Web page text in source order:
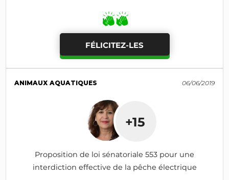
FÉLICITEZ-LES
ANIMAUX AQUATIQUES 06/06/2019
+15
Proposition de loi sénatoriale 553 pour une
interdiction effective de la pêche électrique